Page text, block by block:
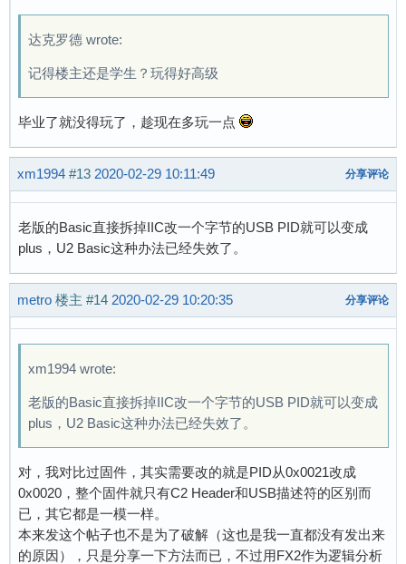
达克罗德 wrote:
记得楼主还是学生？玩得好高级
毕业了就没得玩了，趁现在多玩一点
xm1994 #13 2020-02-29 10:11:49 分享评论
老版的Basic直接拆掉IIC改一个字节的USB PID就可以变成
plus，U2 Basic这种办法已经失效了。
metro 楼主 #14 2020-02-29 10:20:35 分享评论
xm1994 wrote:
老版的Basic直接拆掉IIC改一个字节的USB PID就可以变成
plus，U2 Basic这种办法已经失效了。
对，我对比过固件，其实需要改的就是PID从0x0021改成
0x0020，整个固件就只有C2 Header和USB描述符的区别而
已，其它都是一模一样。
本来发这个帖子也不是为了破解（这也是我一直都没有发出来
的原因），只是分享一下方法而已，不过用FX2作为逻辑分析